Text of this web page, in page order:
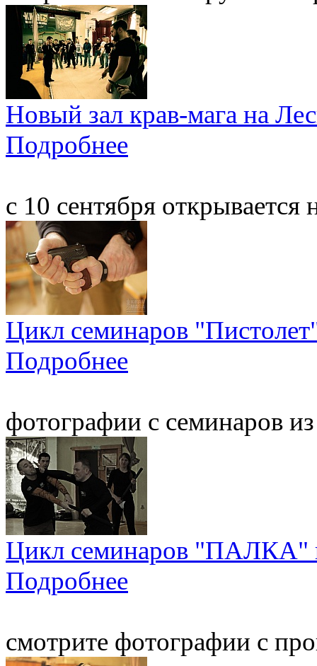
Новый зал крав-мага на
Подробнее
с 10 сентября
Цикл семинаров
Подробнее
фотографии с семинаров
Цикл семинаров "ПАЛКА"
Подробнее
смотрите фотографии с